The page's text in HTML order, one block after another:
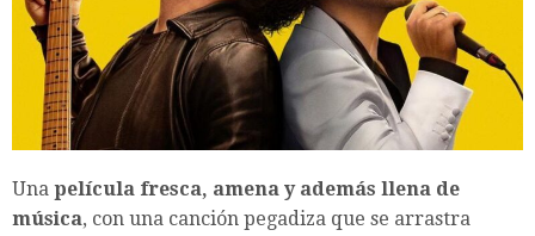
Una película fresca, amena y además llena de
música, con una canción pegadiza que se arrastra